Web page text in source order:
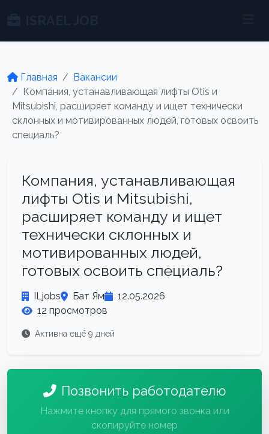
Главная
Вакансии
Компания, устанавливающая лифты Otis и
Mitsubishi, расширяет команду и ищет технически
склонных и мотивированных людей, готовых освоить
специаль?
Компания, устанавливающая
лифты Otis и Mitsubishi,
расширяет команду и ищет
технически склонных и
мотивированных людей,
готовых освоить специаль?
ILjobs Бат Ям
12.05.2026
12 просмотров
Активна ещё 9 дней
Позвонить работодателю
Нажмите кнопку для прямого звонка или
скопируйте номер